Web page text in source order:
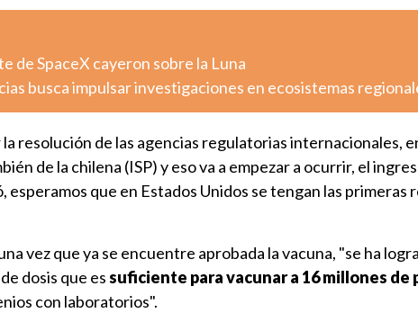
de SpaceX cayeron sobre la Luna
busca impulsar investigaciones en ecosistemas
resolución de las agencias regulatorias internacionales,
de la chilena (ISP) y eso va a empezar a ocurrir, el
esperamos que en Estados Unidos se tengan las primeras
vez que ya se encuentre aprobada la vacuna, "se ha
dosis que essuficiente para vacunar a 16 millones de
con laboratorios".